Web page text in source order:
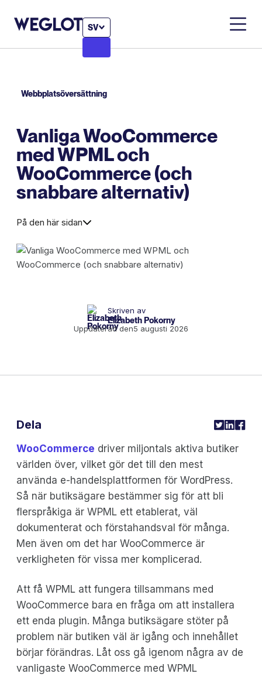
SV
Webbplatsöversättning
Vanliga WooCommerce
med WPML och
WooCommerce (och
snabbare alternativ)
På den här sidan
Skriven av
Elizabeth Pokorny
Uppdaterad den5 augusti 2026
WooCommerce driver miljontals aktiva butiker
världen över, vilket gör det till den mest
använda e-handelsplattformen för WordPress.
Så när butiksägare bestämmer sig för att bli
flerspråkiga är WPML ett etablerat, väl
dokumenterat och förstahandsval för många.
Men även om det har WooCommerce är
verkligheten för vissa mer komplicerad.
Att få WPML att fungera tillsammans med
WooCommerce bara en fråga om att installera
ett enda plugin. Många butiksägare stöter på
problem när butiken väl är igång och innehållet
börjar förändras. Låt oss gå igenom några av de
vanligaste WooCommerce med WPML
Dela